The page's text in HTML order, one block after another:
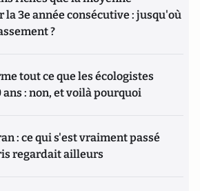
la 3e année consécutive : jusqu'où
?
tout ce que les écologistes
: non, et voilà pourquoi
: ce qui s'est vraiment passé
regardait ailleurs